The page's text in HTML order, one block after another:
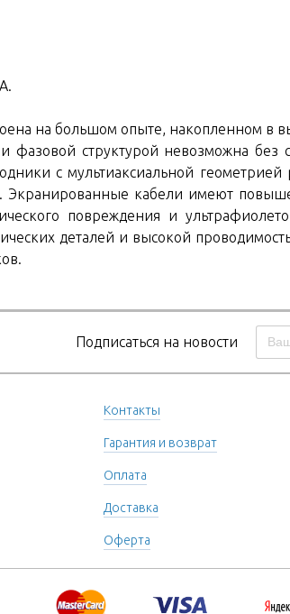
на большом опыте, накопленном в
фазовой структурой невозможна
с мультиаксиальной
кабели имеют
повреждения и
деталей и высокой
Подписаться на новости
Контакты
Гарантия и возврат
Оплата
Доставка
Оферта